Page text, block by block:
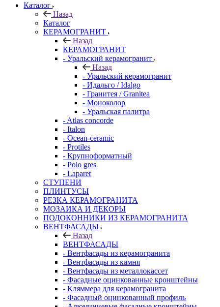
Каталог
Назад
Каталог
КЕРАМОГРАНИТ
Назад
КЕРАМОГРАНИТ
- Уральский керамогранит
Назад
- Уральский керамогранит
- Идальго / Idalgo
- Гранитея / Granitea
- Моноколор
- Уральская палитра
- Atlas concorde
- Italon
- Ocean-ceramic
- Protiles
- Крупноформатный
- Polo gres
- Laparet
СТУПЕНИ
ПЛИНТУСЫ
РЕЗКА КЕРАМОГРАНИТА
МОЗАИКА И ДЕКОРЫ
ПОДОКОННИКИ ИЗ КЕРАМОГРАНИТА
ВЕНТФАСАДЫ
Назад
ВЕНТФАСАДЫ
- Вентфасады из керамогранита
- Вентфасады из камня
- Вентфасады из металлокассет
- Фасадные оцинкованные кронштейны
- Кляммера для керамогранита
- Фасадный оцинкованный профиль